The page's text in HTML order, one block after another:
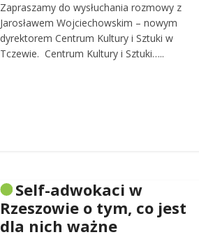
Zapraszamy do wysłuchania rozmowy z
Jarosławem Wojciechowskim – nowym
dyrektorem Centrum Kultury i Sztuki w
Tczewie. Centrum Kultury i Sztuki…..
Self-adwokaci w
Rzeszowie o tym, co jest
dla nich ważne